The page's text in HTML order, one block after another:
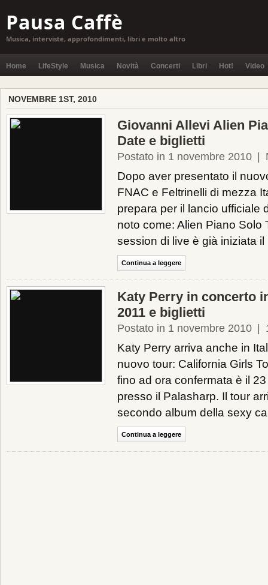
Pausa Caffè
Musica, interviste, approfondimenti, libri e molto altro
Home LifeStyle Musica Novità Concerti Libri Hot! Video
NOVEMBRE 1ST, 2010
Giovanni Allevi Alien
Date e biglietti
Postato in 1 novembre 2010
Dopo aver presentato il
FNAC e Feltrinelli di mezza
prepara per il lancio ufficiale
noto come: Alien Piano Solo
session di live è già iniziata
Continua a leggere
Katy Perry in concerto
2011 e biglietti
Postato in 1 novembre 2010
Katy Perry arriva anche in
nuovo tour: California Girls
fino ad ora confermata è il
presso il Palasharp. Il tour
secondo album della sexy
Continua a leggere